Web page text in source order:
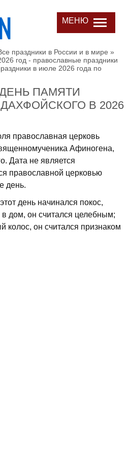
МЕНЮ
праздники в России и в мире »
год - православные праздники
в июле 2026 года по
ПАМЯТИ
В 2026
православная церковь
Афиногена,
Дата не является
православной церковью
день.
день начинался покос,
дом, он считался целебным;
колос, он считался признаком